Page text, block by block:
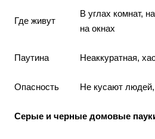
Где живут
В углах комнат,
на окнах
Паутина Неаккуратная,
Опасность Не кусают
Серые и черные домовые